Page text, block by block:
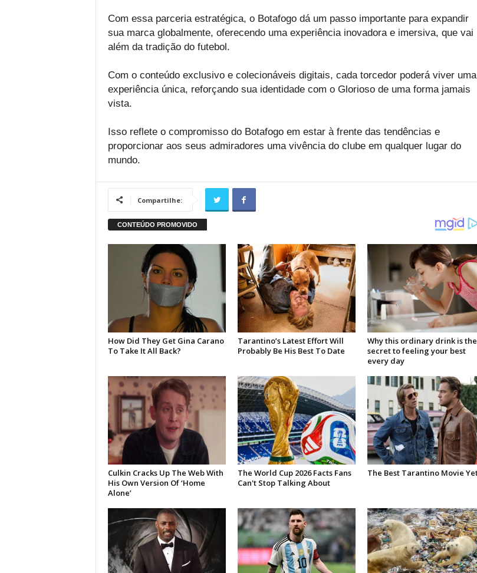
Com essa parceria estratégica, o Botafogo dá um passo importante para expandir
sua marca globalmente, oferecendo uma experiência inovadora e imersiva, que vai
além da tradição do futebol.
Com o conteúdo exclusivo e colecionáveis digitais, cada torcedor poderá viver uma
experiência única, reforçando sua identidade com o Glorioso de uma forma jamais
vista.
Isso reflete o compromisso do Botafogo em estar à frente das tendências e
proporcionar aos seus admiradores uma vivência do clube em qualquer lugar do
mundo.
Compartilhe: